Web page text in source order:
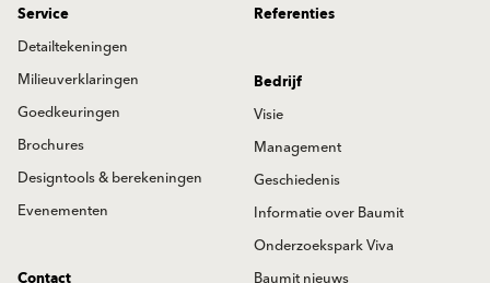
Service
Detailtekeningen
Milieuverklaringen
Goedkeuringen
Brochures
Designtools & berekeningen
Evenementen
Referenties
Bedrijf
Visie
Management
Geschiedenis
Informatie over Baumit
Onderzoekspark Viva
Baumit nieuws
Contact